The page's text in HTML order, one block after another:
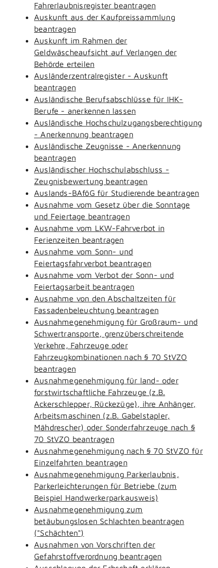
Fahrerlaubnisregister beantragen
Auskunft aus der Kaufpreissammlung
beantragen
Auskunft im Rahmen der
Geldwäscheaufsicht auf Verlangen der
Behörde erteilen
Ausländerzentralregister - Auskunft
beantragen
Ausländische Berufsabschlüsse für IHK-
Berufe - anerkennen lassen
Ausländische Hochschulzugangsberechtigung
- Anerkennung beantragen
Ausländische Zeugnisse - Anerkennung
beantragen
Ausländischer Hochschulabschluss -
Zeugnisbewertung beantragen
Auslands-BAföG für Studierende beantragen
Ausnahme vom Gesetz über die Sonntage
und Feiertage beantragen
Ausnahme vom LKW-Fahrverbot in
Ferienzeiten beantragen
Ausnahme vom Sonn- und
Feiertagsfahrverbot beantragen
Ausnahme vom Verbot der Sonn- und
Feiertagsarbeit beantragen
Ausnahme von den Abschaltzeiten für
Fassadenbeleuchtung beantragen
Ausnahmegenehmigung für Großraum- und
Schwertransporte, grenzüberschreitende
Verkehre, Fahrzeuge oder
Fahrzeugkombinationen nach § 70 StVZO
beantragen
Ausnahmegenehmigung für land- oder
forstwirtschaftliche Fahrzeuge (z.B.
Ackerschlepper, Rückezüge), ihre Anhänger,
Arbeitsmaschinen (z.B. Gabelstapler,
Mähdrescher) oder Sonderfahrzeuge nach §
70 StVZO beantragen
Ausnahmegenehmigung nach § 70 StVZO für
Einzelfahrten beantragen
Ausnahmegenehmigung Parkerlaubnis,
Parkerleichterungen für Betriebe (zum
Beispiel Handwerkerparkausweis)
Ausnahmegenehmigung zum
betäubungslosen Schlachten beantragen
("Schächten")
Ausnahmen von Vorschriften der
Gefahrstoffverordnung beantragen